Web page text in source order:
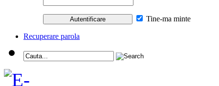
Tine-ma minte
Recuperare parola